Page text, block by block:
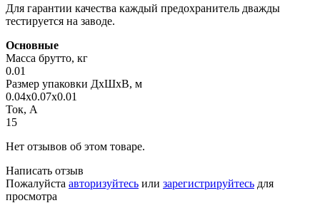
Для гарантии качества каждый предохранитель дважды
тестируется на заводе.
Основные
Масса брутто, кг
0.01
Размер упаковки ДхШхВ, м
0.04x0.07x0.01
Ток, А
15
Нет отзывов об этом товаре.
Написать отзыв
Пожалуйста авторизуйтесь или зарегистрируйтесь для
просмотра